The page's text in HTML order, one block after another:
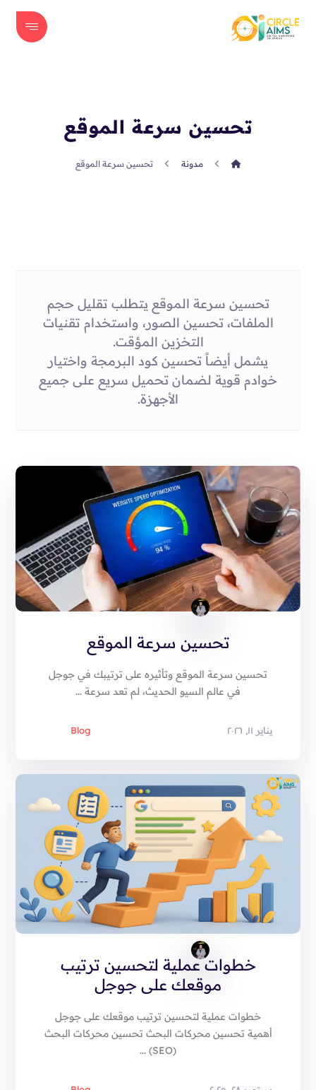
تحسين سرعة الموقع
مدونة تحسين سرعة الموقع
تحسين سرعة الموقع يتطلب تقليل حجم
الملفات، تحسين الصور، واستخدام تقنيات
التخزين المؤقت.
يشمل أيضاً تحسين كود البرمجة واختيار
خوادم قوية لضمان تحميل سريع على جميع
الأجهزة.
تحسين سرعة الموقع
Blog يناير ١١, ٢٠٢٦
تحسين سرعة الموقع وتأثيره على ترتيبك في جوجل
في عالم السيو الحديث، لم تعد سرعة ...
خطوات عملية لتحسين ترتيب
موقعك على جوجل
خطوات عملية لتحسين ترتيب موقعك على جوجل
أهمية تحسين محركات البحث تحسين محركات البحث
(SEO) ...